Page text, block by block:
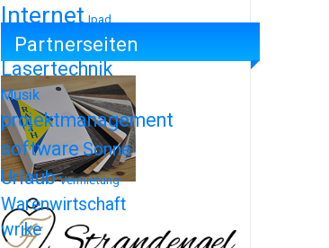
Internet Ipad
Iphone
Lasertechnik
Musik
projektmanagement
softwareSonne
Urlaub Vermietung
Warenwirtschaft
wrike
Partnerseiten